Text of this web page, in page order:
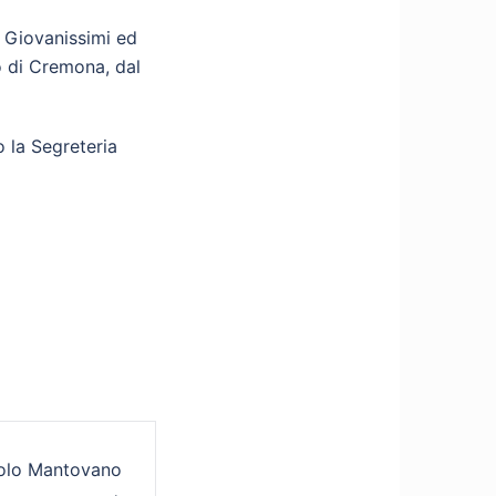
ed
Cremona, dal
la Segreteria
Mantovano